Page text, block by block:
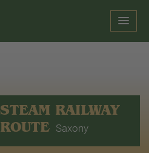
STEAM RAILWAY
ROUTE Saxony